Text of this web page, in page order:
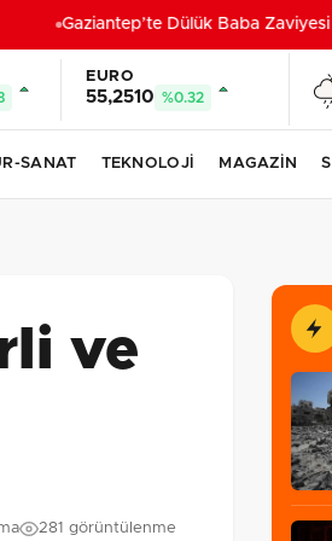
Gaziantep’te Dülük Baba Zaviyesi
EURO
55,2510 %0.32
SANAT TEKNOLOJİ MAGAZİN
ve
281 görüntülenme